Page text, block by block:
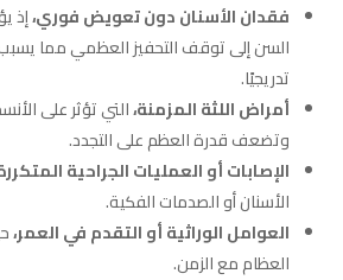
فقدان الأسنان دون تعويض فوري،إذ
السن إلى توقف التحفيز العظمي مما
تدريجيًا.
أمراض اللثة المزمنة،التي تؤثر على
وتضعف قدرة العظم على التجدد.
الإصابات أو العمليات الجراحية
الأسنان أو الصدمات الفكية.
العوامل الوراثية أو التقدم في العمر،
العظام مع الزمن.